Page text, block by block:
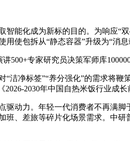
能化成为新标的目的。为响应“双
用使包拆从“静态容器”升级为“
专家研究员决策军师库
净标签”“养分强化”的需求将鞭
2026-2030年中国自热米饭行业
动力。年轻一代消费者不再满脚
班、差旅等碎片化场景需求。中